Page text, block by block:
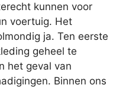
kunnen voor
voertuig. Het
ja. Ten eerste
geheel te
het geval van
Binnen ons